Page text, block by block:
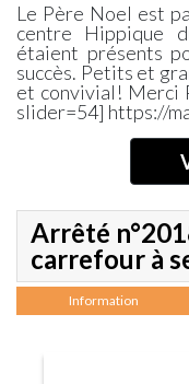
Le Père Noel est
centre Hippique
étaient présents
succès. Petits et
et convivial! Merci
slider=54] https://
Arrêté
carrefour à
Information